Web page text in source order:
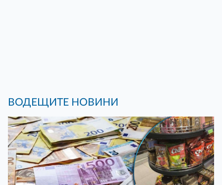
ВОДЕЩИТЕ НОВИНИ